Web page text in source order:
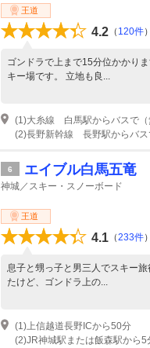
王道
4.2 （ 120件）
ゴンドラで上まで15分位かかり
キー場です。 立地も良...
(1)大糸線 白馬駅からバスで（
(2)長野新幹線 長野駅からバス
6 エイブル白馬五竜
神城／スキー・スノーボード
王道
4.1 （233件）
息子と甥っ子と男三人でスキー
たけど、ゴンドラ上の...
(1)上信越道長野ICから50分